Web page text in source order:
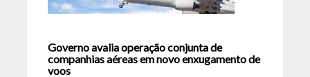
Governo avalia operação conjunta de
companhias aéreas em novo enxugamento de
voos